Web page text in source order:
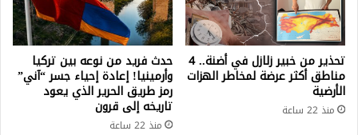
تحذير من خبير زلازل في أضنة.. 4
مناطق أكثر عرضة لمخاطر الهزات
الأرضية
منذ 22 ساعة
حدث فريد من نوعه بين تركيا
وأرمينيا! إعادة إحياء جسر “آني”
رمز طريق الحرير الذي يعود
تاريخه إلى قرون
منذ 22 ساعة